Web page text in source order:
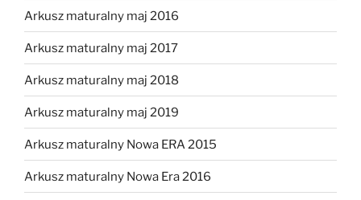
Arkusz maturalny maj 2016
Arkusz maturalny maj 2017
Arkusz maturalny maj 2018
Arkusz maturalny maj 2019
Arkusz maturalny Nowa ERA 2015
Arkusz maturalny Nowa Era 2016